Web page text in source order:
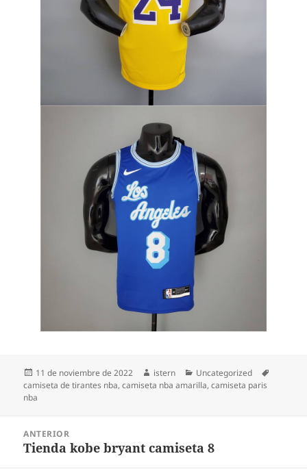
Publicado
el
11 de noviembre de 2022 Autor
istern Categorías
Uncategorized
camiseta de tirantes nba,camiseta nba amarilla,camiseta paris
nba
entradas
ANTERIOR
Entrada
Tienda kobe bryant camiseta 8